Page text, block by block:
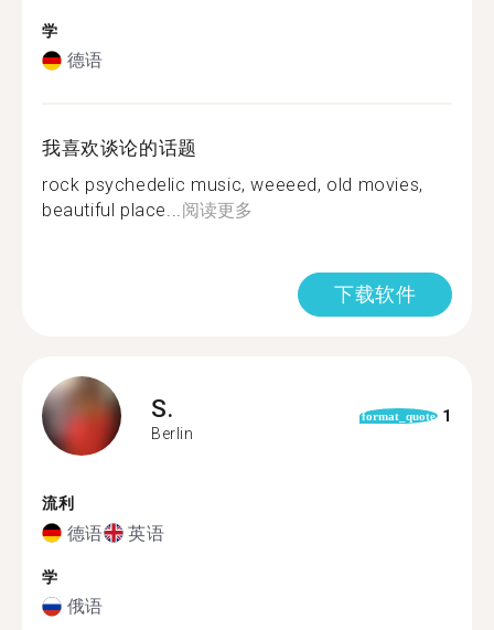
学
德语
我喜欢谈论的话题
rock psychedelic music, weeeed, old movies,
beautiful place...阅读更多
下载软件
S.
Berlin
format_quote 1
流利
德语 英语
学
俄语